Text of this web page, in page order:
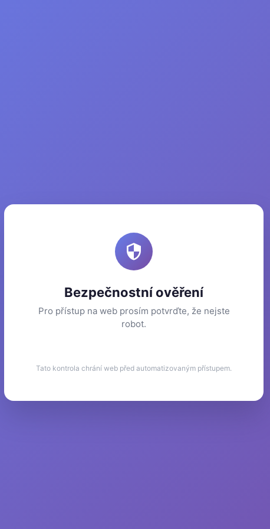
Bezpečnostní ověření
Pro přístup na web prosím potvrďte, že nejste
robot.
Tato kontrola chrání web před automatizovaným přístupem.